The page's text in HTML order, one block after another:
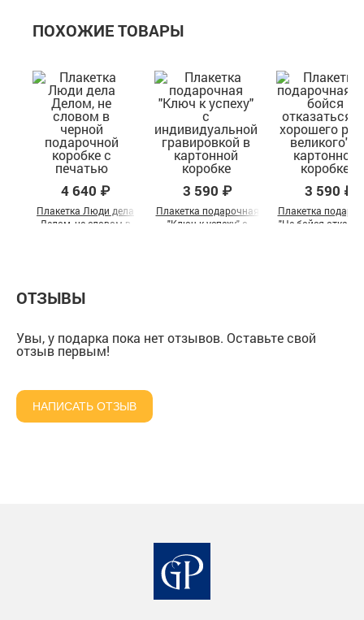
подарочной коробке
ПОХОЖИЕ ТОВАРЫ
4 640 ₽
Плакетка Люди дела
Делом, не словом в
3 590 ₽
Плакетка подарочная
"Ключ к успеху" с
3 590 ₽
Плакетка
"Не бойся
ОТЗЫВЫ
Увы, у подарка пока нет отзывов. Оставьте свой
отзыв первым!
НАПИСАТЬ ОТЗЫВ